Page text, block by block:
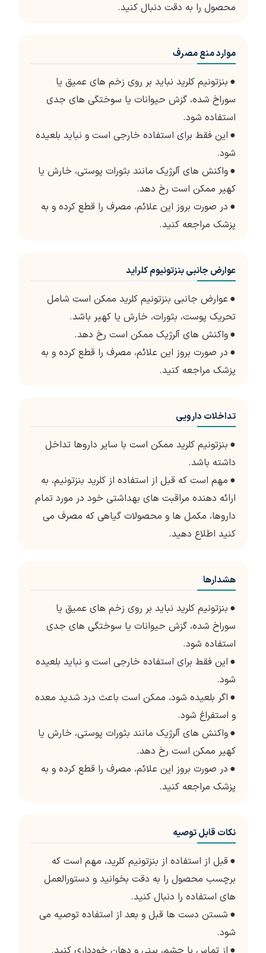
محصول را به دقت دنبال کنید.
موارد منع مصرف
● بنزتونیم کلرید نباید بر روی زخم های عمیق یا
سوراخ شده، گزش حیوانات یا سوختگی های جدی
استفاده شود.
● این فقط برای استفاده خارجی است و نباید بلعیده
شود.
●واکنش های آلرژیک مانند بثورات پوستی، خارش یا
کهیر ممکن است رخ دهد.
● در صورت بروز این علائم، مصرف را قطع کرده و به
پزشک مراجعه کنید.
عوارض جانبی بنزتونیوم کلراید
●عوارض جانبی بنزتونیم کلرید ممکن است شامل
تحریک پوست، بثورات، خارش یا کهیر باشد.
●واکنش های آلرژیک ممکن است رخ دهد.
● در صورت بروز این علائم، مصرف را قطع کرده و به
پزشک مراجعه کنید.
تداخلات دارویی
● بنزتونیم کلرید ممکن است با سایر داروها تداخل
داشته باشد.
● مهم است که قبل از استفاده از کلرید بنزتونیم، به
ارائه دهنده مراقبت های بهداشتی خود در مورد تمام
داروها، مکمل ها و محصولات گیاهی که مصرف می
کنید اطلاع دهید.
هشدارها
● بنزتونیم کلرید نباید بر روی زخم های عمیق یا
سوراخ شده، گزش حیوانات یا سوختگی های جدی
استفاده شود.
● این فقط برای استفاده خارجی است و نباید بلعیده
شود.
● اگر بلعیده شود، ممکن است باعث درد شدید معده
و استفراغ شود.
●واکنش های آلرژیک مانند بثورات پوستی، خارش یا
کهیر ممکن است رخ دهد.
● در صورت بروز این علائم، مصرف را قطع کرده و به
پزشک مراجعه کنید.
نکات قابل توصیه
●قبل از استفاده از بنزتونیم کلرید، مهم است که
برچسب محصول را به دقت بخوانید و دستورالعمل
های استفاده را دنبال کنید.
● شستن دست ها قبل و بعد از استفاده توصیه می
شود.